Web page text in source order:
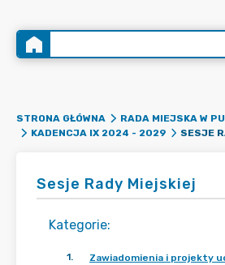
STRONA GŁÓWNA
RADA MIEJSKA W
KADENCJA IX 2024 - 2029
SESJE
Sesje Rady Miejskiej
Kategorie:
1. Zawiadomienia i projekty